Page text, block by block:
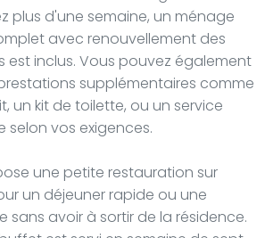
plus d'une semaine, un ménage
avec renouvellement des
est inclus. Vous pouvez également
supplémentaires comme
un kit de toilette, ou un service
selon vos exigences.
une petite restauration sur
un déjeuner rapide ou une
sans avoir à sortir de la résidence.